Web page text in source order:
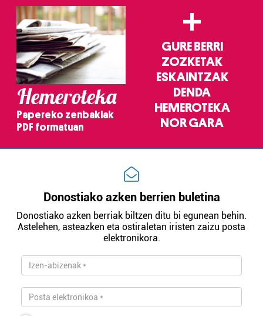
Hemeroteka
Papereko zenbakiak
PDF formatuan
+
GURE BERRI
ZOZKETAK
ESKAINTZAK
DENDA
HEMEROTEKA
NOR GARA
Donostiako azken berrien buletina
Donostiako azken berriak biltzen ditu bi egunean behin.
Astelehen, asteazken eta ostiraletan iristen zaizu posta
elektronikora.